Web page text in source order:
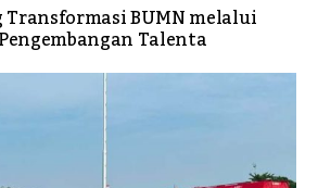
Transformasi BUMN melalui
Talenta